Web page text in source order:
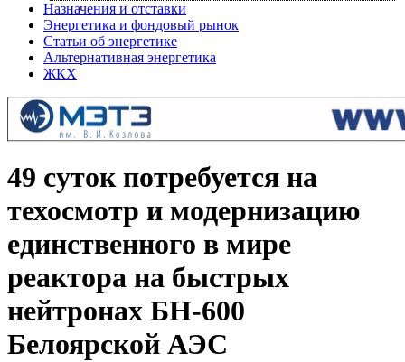
Назначения и отставки
Энергетика и фондовый рынок
Статьи об энергетике
Альтернативная энергетика
ЖКХ
49 суток потребуется на
техосмотр и модернизацию
единственного в мире
реактора на быстрых
нейтронах БН-600
Белоярской АЭС